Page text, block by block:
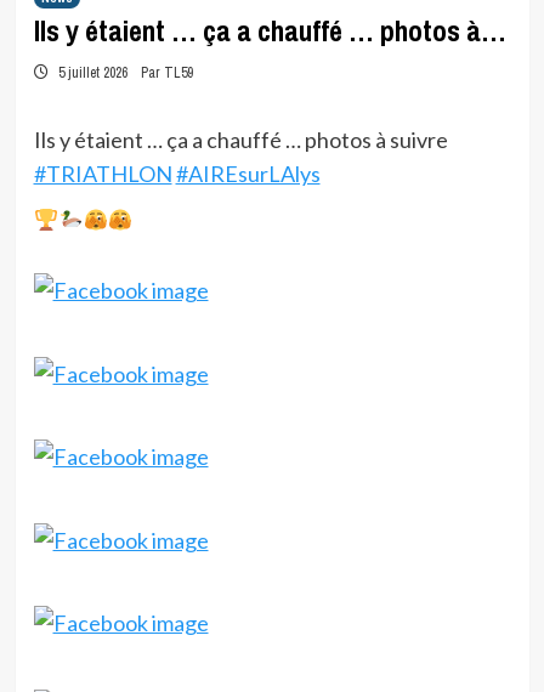
Ils y étaient … ça a chauffé … photos à…
5 juillet 2026 Par TL59
Ils y étaient … ça a chauffé … photos à suivre
#TRIATHLON#AIREsurLAlys